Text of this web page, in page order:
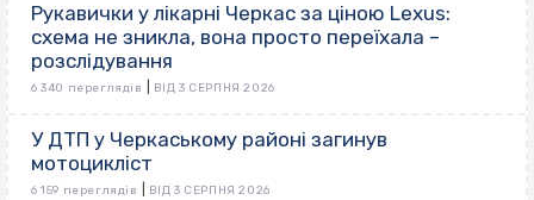
Рукавички у лікарні Черкас за ціною Lexus:
схема не зникла, вона просто переїхала –
розслідування
6 340 переглядів ВІД 3 СЕРПНЯ 2026
У ДТП у Черкаському районі загинув
мотоцикліст
6 159 переглядів ВІД 3 СЕРПНЯ 2026